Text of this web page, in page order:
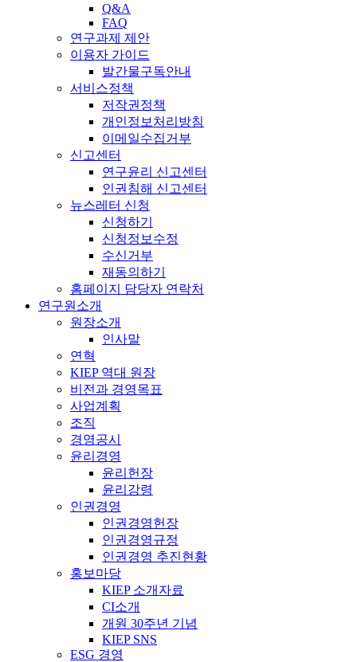
Q&A
FAQ
연구과제 제안
이용자 가이드
발간물구독안내
서비스정책
저작권정책
개인정보처리방침
이메일수집거부
신고센터
연구윤리 신고센터
인권침해 신고센터
뉴스레터 신청
신청하기
신청정보수정
수신거부
재동의하기
홈페이지 담당자 연락처
연구원소개
원장소개
인사말
연혁
KIEP 역대 원장
비전과 경영목표
사업계획
조직
경영공시
윤리경영
윤리헌장
윤리강령
인권경영
인권경영헌장
인권경영규정
인권경영 추진현황
홍보마당
KIEP 소개자료
CI소개
개원 30주년 기념
KIEP SNS
ESG 경영